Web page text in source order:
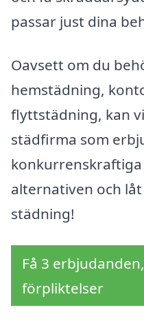
passar just dina
Oavsett om du
hemstädning,
flyttstädning, kan
städfirma som
alternativen och
städning!
Få 3
förpliktelser